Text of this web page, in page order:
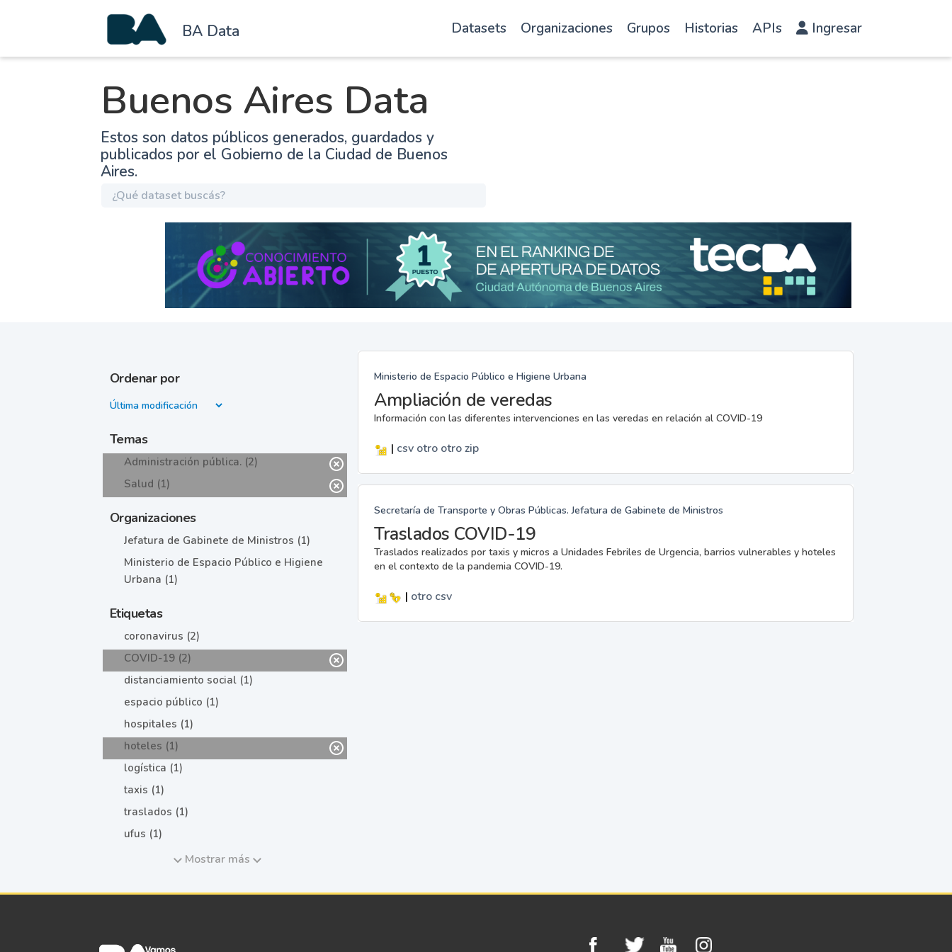
BA Data Datasets Organizaciones Grupos Historias APIs Ingresar
Buenos Aires Data
Estos son datos públicos generados, guardados y
publicados por el Gobierno de la Ciudad de Buenos
Aires.
Ordenar por
Temas
Administración pública. (2)
Salud (1)
Organizaciones
Jefatura de Gabinete de Ministros (1)
Ministerio de Espacio Público e Higiene
Urbana (1)
Etiquetas
coronavirus (2)
COVID-19 (2)
distanciamiento social (1)
espacio público (1)
hospitales (1)
hoteles (1)
logística (1)
taxis (1)
traslados (1)
ufus (1)
Mostrar más
Ministerio de Espacio Público e Higiene Urbana
Ampliación de veredas
Información con las diferentes intervenciones en las veredas en relación al COVID-19
| csv otro otrozip
Secretaría de Transporte y Obras Públicas. Jefatura de Gabinete de Ministros
Traslados COVID-19
Traslados realizados por taxis y micros a Unidades Febriles de Urgencia, barrios vulnerables y hoteles
en el contexto de la pandemia COVID-19.
| otro csv